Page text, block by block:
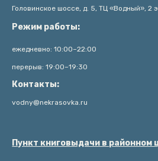
Головинское шоссе, д. 5, ТЦ «Водный», 2
Режим работы:
ежедневно: 10:00–22:00
перерыв: 19:00–19:30
Контакты:
vodny@nekrasovka.ru
Пункт книговыдачи в районном